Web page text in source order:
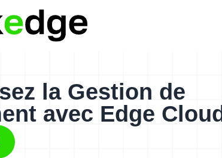
la Gestion de
avec Edge Cloud